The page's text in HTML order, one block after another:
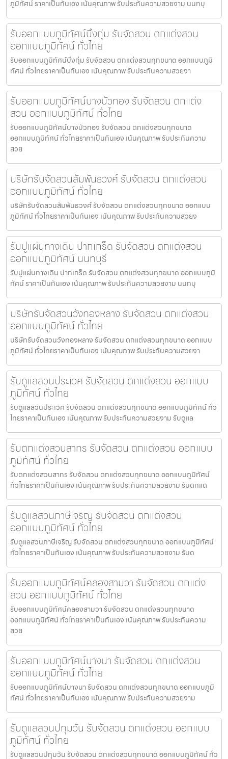
ภูมิทัศน์ ราคาเป็นกันเอง เน้นคุณภาพ รับประกันความสวยงาม นนทบุ
รับออกแบบภูมิทัศน์บึงกุ่ม รับจัดสวน ตกแต่งสวน
ออกแบบภูมิทัศน์ ทั่วไทย
รับออกแบบภูมิทัศน์บึงกุ่ม รับจัดสวน ตกแต่งสวนทุกขนาด ออกแบบภูมิ
ทัศน์ ทั่วไทยราคาเป็นกันเอง เน้นคุณภาพ รับประกันความสวยงา
รับออกแบบภูมิทัศน์บางบัวทอง รับจัดสวน ตกแต่ง
สวน ออกแบบภูมิทัศน์ ทั่วไทย
รับออกแบบภูมิทัศน์บางบัวทอง รับจัดสวน ตกแต่งสวนทุกขนาด
ออกแบบภูมิทัศน์ ทั่วไทยราคาเป็นกันเอง เน้นคุณภาพ รับประกันความ
สวย
บริษัทรับจัดสวนสัมพันธวงศ์ รับจัดสวน ตกแต่งสวน
ออกแบบภูมิทัศน์ ทั่วไทย
บริษัทรับจัดสวนสัมพันธวงศ์ รับจัดสวน ตกแต่งสวนทุกขนาด ออกแบบ
ภูมิทัศน์ ทั่วไทยราคาเป็นกันเอง เน้นคุณภาพ รับประกันความสวยง
รับปูแผ่นทางเดิน ปากเกร็ด รับจัดสวน ตกแต่งสวน
ออกแบบภูมิทัศน์ นนทบุรี
รับปูแผ่นทางเดิน ปากเกร็ด รับจัดสวน ตกแต่งสวนทุกขนาด ออกแบบภูมิ
ทัศน์ ราคาเป็นกันเอง เน้นคุณภาพ รับประกันความสวยงาม นนทบุ
บริษัทรับจัดสวนวังทองหลาง รับจัดสวน ตกแต่งสวน
ออกแบบภูมิทัศน์ ทั่วไทย
บริษัทรับจัดสวนวังทองหลาง รับจัดสวน ตกแต่งสวนทุกขนาด ออกแบบ
ภูมิทัศน์ ทั่วไทยราคาเป็นกันเอง เน้นคุณภาพ รับประกันความสวยงา
รับดูแลสวนประเวศ รับจัดสวน ตกแต่งสวน ออกแบบ
ภูมิทัศน์ ทั่วไทย
รับดูแลสวนประเวศ รับจัดสวน ตกแต่งสวนทุกขนาด ออกแบบภูมิทัศน์ ทั่ว
ไทยราคาเป็นกันเอง เน้นคุณภาพ รับประกันความสวยงาม รับดูแล
รับตกแต่งสวนสาทร รับจัดสวน ตกแต่งสวน ออกแบบ
ภูมิทัศน์ ทั่วไทย
รับตกแต่งสวนสาทร รับจัดสวน ตกแต่งสวนทุกขนาด ออกแบบภูมิทัศน์
ทั่วไทยราคาเป็นกันเอง เน้นคุณภาพ รับประกันความสวยงาม รับตกแต
รับดูแลสวนภาษีเจริญ รับจัดสวน ตกแต่งสวน
ออกแบบภูมิทัศน์ ทั่วไทย
รับดูแลสวนภาษีเจริญ รับจัดสวน ตกแต่งสวนทุกขนาด ออกแบบภูมิทัศน์
ทั่วไทยราคาเป็นกันเอง เน้นคุณภาพ รับประกันความสวยงาม รับด
รับออกแบบภูมิทัศน์คลองสามวา รับจัดสวน ตกแต่ง
สวน ออกแบบภูมิทัศน์ ทั่วไทย
รับออกแบบภูมิทัศน์คลองสามวา รับจัดสวน ตกแต่งสวนทุกขนาด
ออกแบบภูมิทัศน์ ทั่วไทยราคาเป็นกันเอง เน้นคุณภาพ รับประกันความ
สวย
รับออกแบบภูมิทัศน์บางนา รับจัดสวน ตกแต่งสวน
ออกแบบภูมิทัศน์ ทั่วไทย
รับออกแบบภูมิทัศน์บางนา รับจัดสวน ตกแต่งสวนทุกขนาด ออกแบบภูมิ
ทัศน์ ทั่วไทยราคาเป็นกันเอง เน้นคุณภาพ รับประกันความสวยงาม
รับดูแลสวนปทุมวัน รับจัดสวน ตกแต่งสวน ออกแบบ
ภูมิทัศน์ ทั่วไทย
รับดูแลสวนปทุมวัน รับจัดสวน ตกแต่งสวนทุกขนาด ออกแบบภูมิทัศน์ ทั่ว